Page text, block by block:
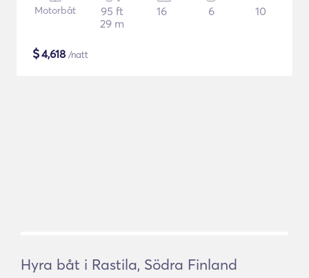
Motorbåt
95 ft
29 m
16 6 10
$4,618 /natt
Hyra båt i Rastila, Södra Finland